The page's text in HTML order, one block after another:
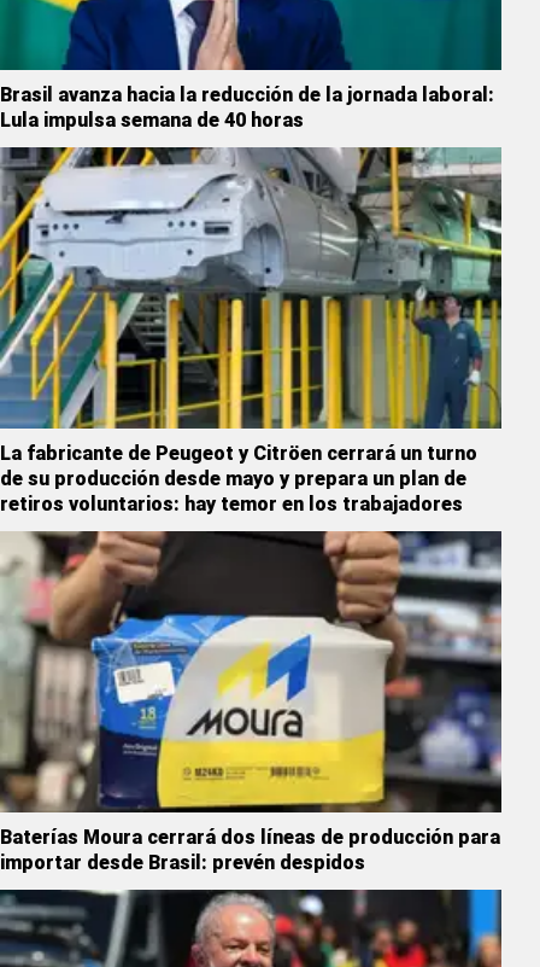
Brasil avanza hacia la reducción de la jornada laboral:
Lula impulsa semana de 40 horas
La fabricante de Peugeot y Citröen cerrará un turno
de su producción desde mayo y prepara un plan de
retiros voluntarios: hay temor en los trabajadores
Baterías Moura cerrará dos líneas de producción para
importar desde Brasil: prevén despidos